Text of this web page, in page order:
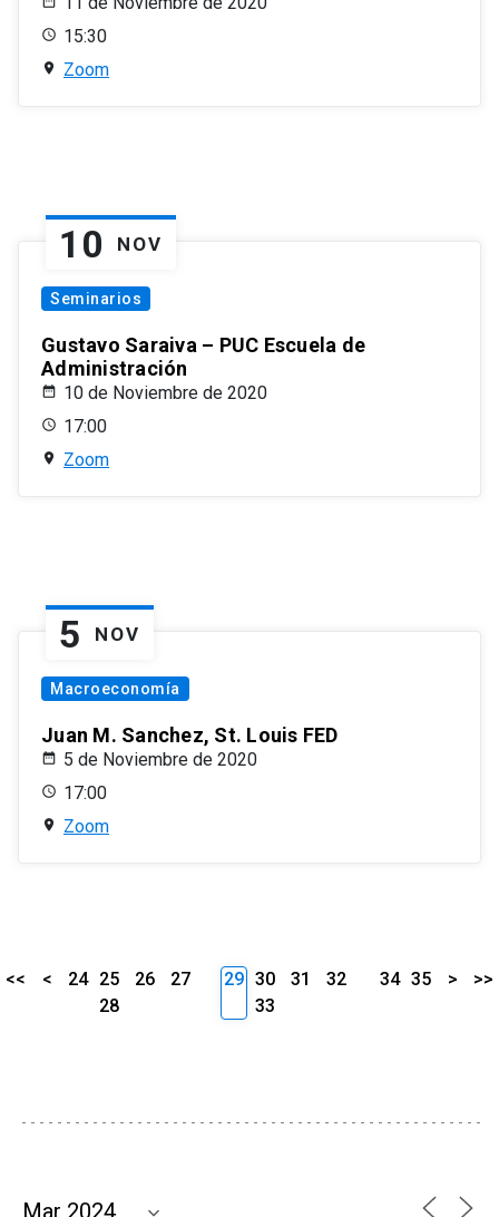
15:30
Zoom
10 NOV
Seminarios
Gustavo Saraiva – PUC Escuela de
Administración
10 de Noviembre de 2020
17:00
Zoom
5 NOV
Macroeconomía
Juan M. Sanchez, St. Louis FED
5 de Noviembre de 2020
17:00
Zoom
<< < 24 25 26
27
28
29 30 31
32
33
34 35 > >>